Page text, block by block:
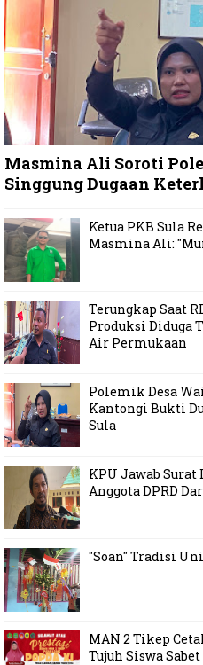
Masmina Ali Soroti
Singgung Dugaan
Ketua PKB Sula
Masmina Ali:
Terungkap Saat
Produksi Diduga
Air Permukaan
Polemik Desa
Kantongi Bukti
Sula
KPU Jawab Surat
Anggota DPRD
"Soan" Tradisi
MAN 2 Tikep
Tujuh Siswa